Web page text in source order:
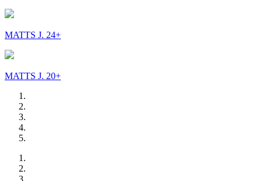
MATTS J. 24+
MATTS J. 20+